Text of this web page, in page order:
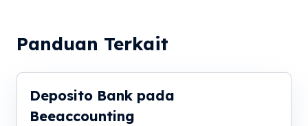
Panduan Terkait
Deposito Bank pada
Beeaccounting